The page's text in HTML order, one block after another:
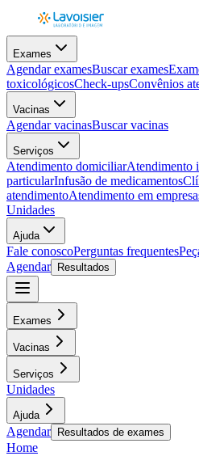
Exames
Agendar examesBuscar exames
toxicológicosCheck-upsConvênios
Vacinas
Agendar vacinasBuscar vacinas
Serviços
Atendimento domiciliarAtendimento
particularInfusão de medicamentos
atendimentoAtendimento em
Unidades
Ajuda
Fale conoscoPerguntas frequentes
Agendar
Resultados
Exames
Vacinas
Serviços
Unidades
Ajuda
Agendar Resultados de exames
Home